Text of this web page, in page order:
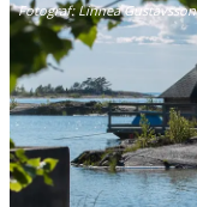
Fotograf:Linnea Gustavsson